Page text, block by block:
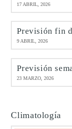
17 ABRIL, 2026
Previsión fin
9 ABRIL, 2026
Previsión
23 MARZO, 2026
Climatología